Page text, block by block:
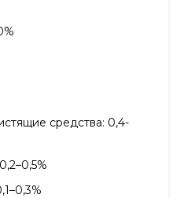
средства: 0,4-